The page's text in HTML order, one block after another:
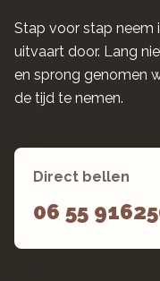
Stap voor stap neem
uitvaart door. Lang
en sprong genomen
de tijd te nemen.
Direct bellen
06 55